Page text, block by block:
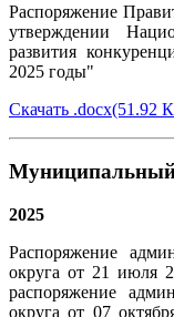
Распоряжение
утверждении
развития
2025 годы"
Скачать .docx(51.92
Муниципальный
2025
Распоряжение
округа от 21 июля
распоряжение
округа от 07